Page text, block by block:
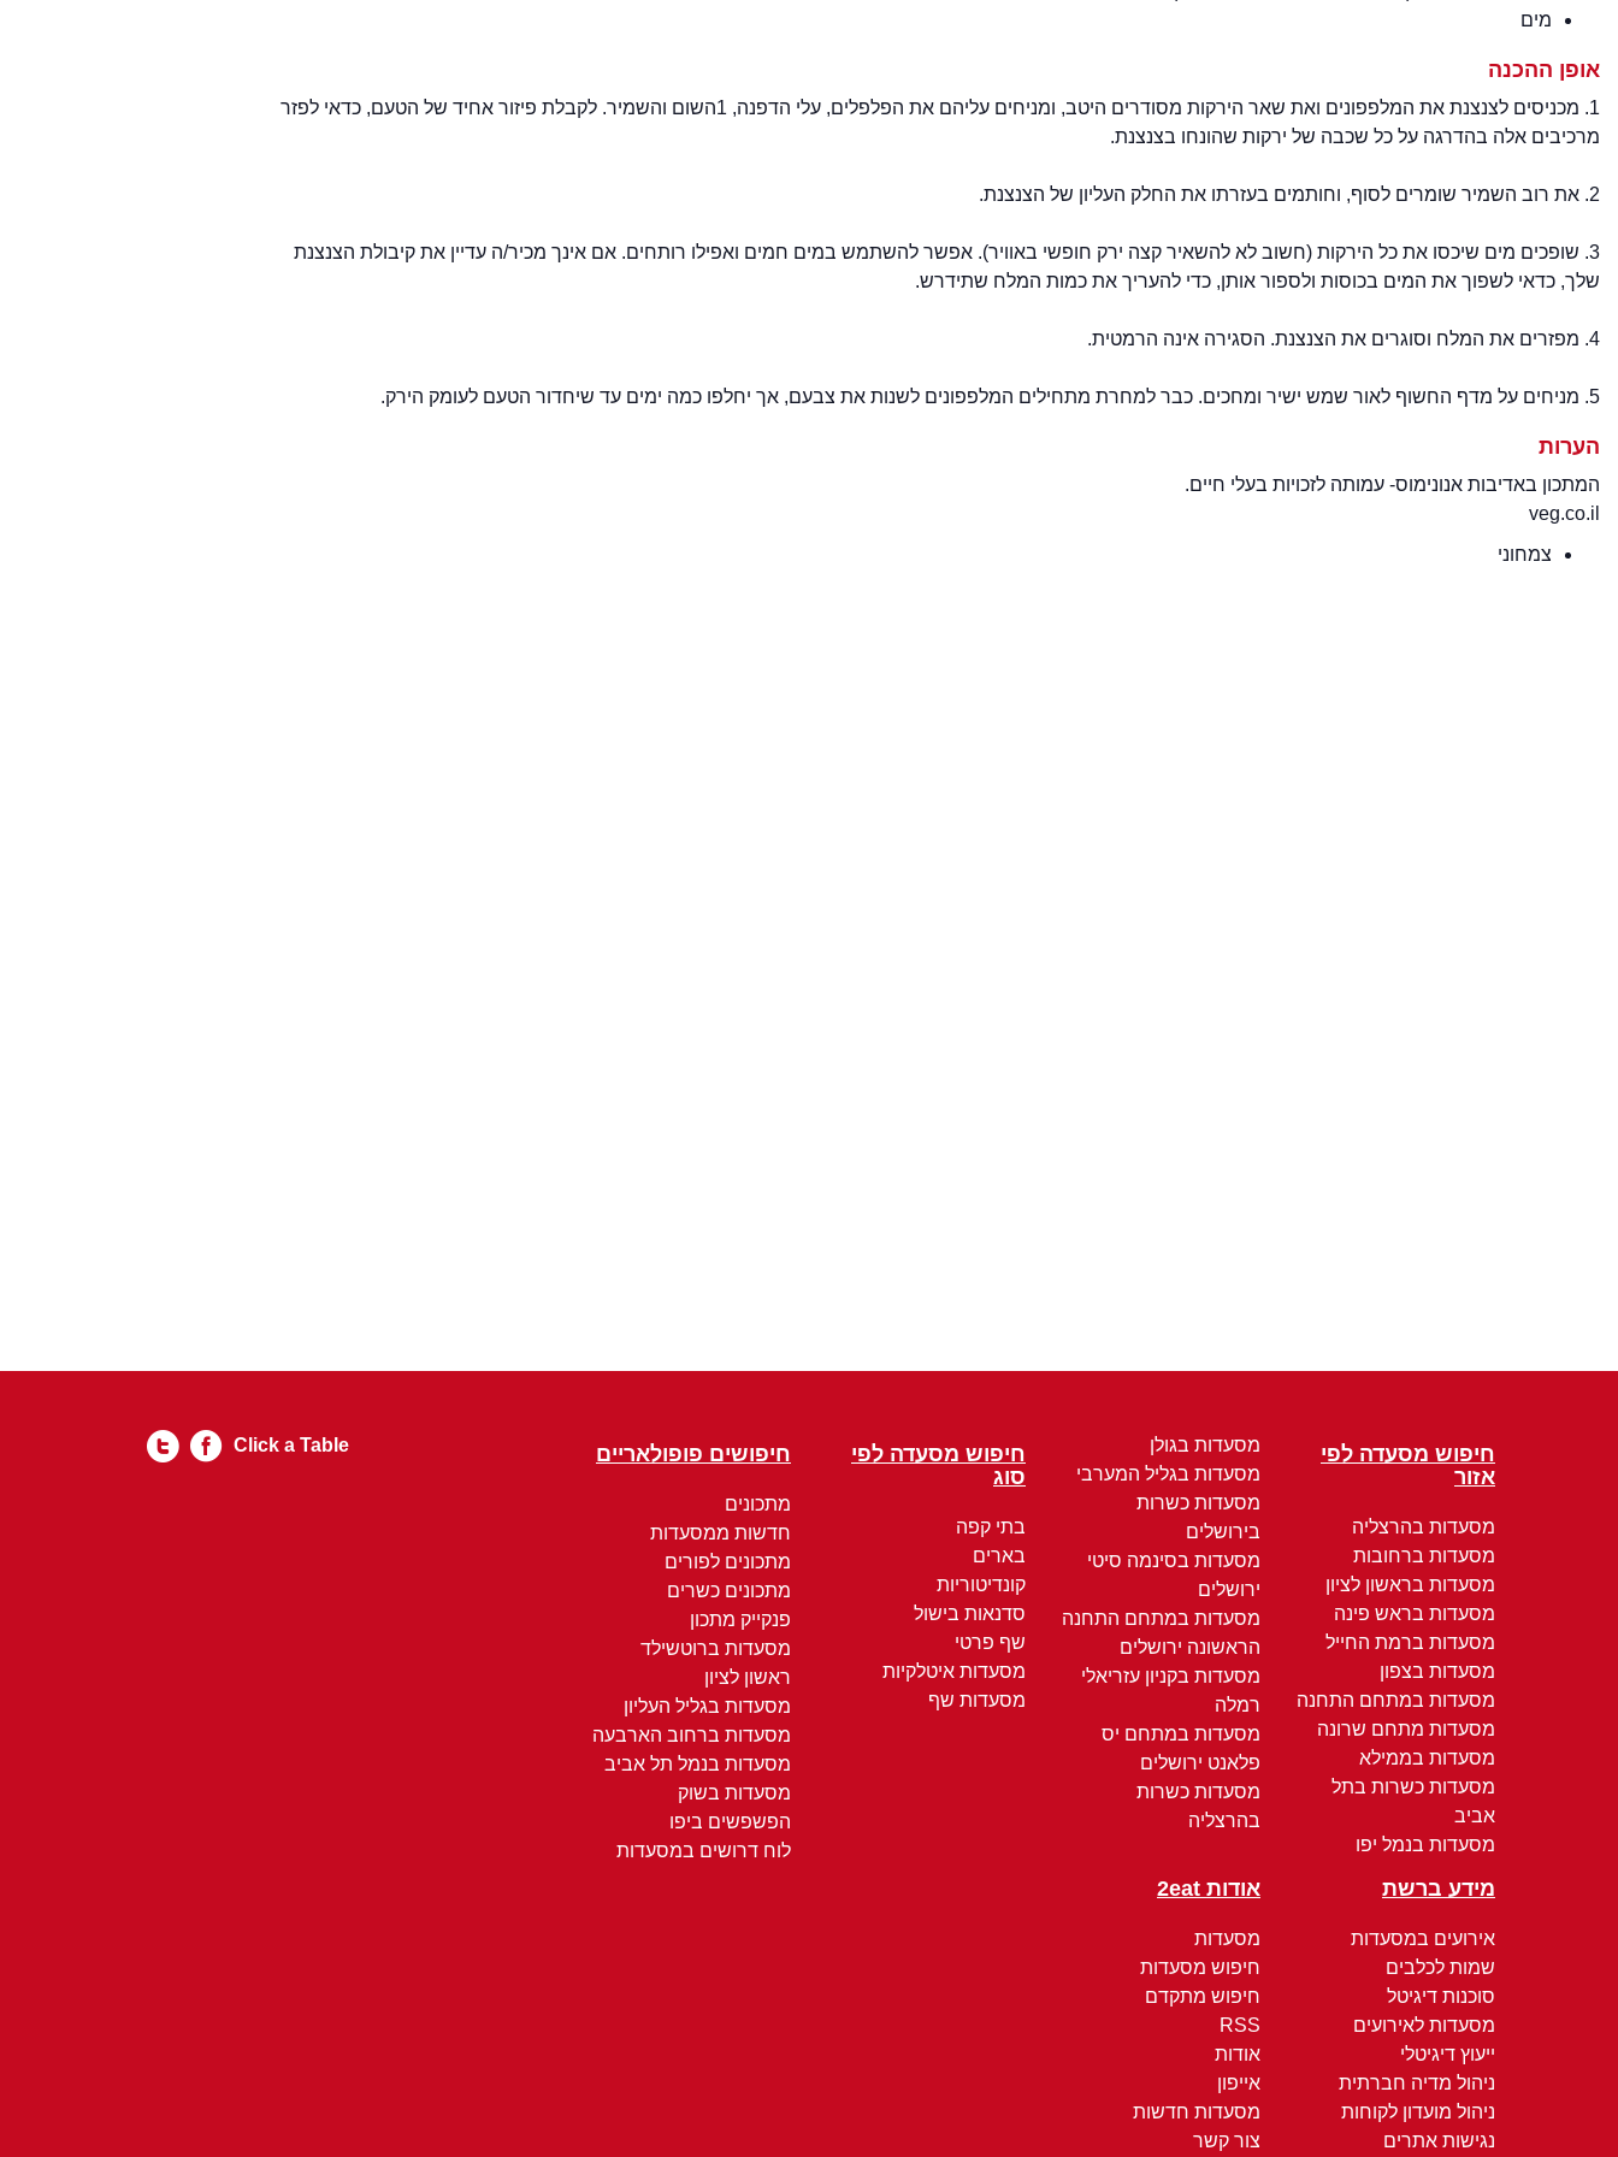
מים
אופן ההכנה
1. מכניסים לצנצנת את המלפפונים ואת שאר הירקות מסודרים היטב, ומניחים עליהם את הפלפלים, עלי הדפנה, 1השום והשמיר. לקבלת פיזור אחיד של הטעם, כדאי לפזר
מרכיבים אלה בהדרגה על כל שכבה של ירקות שהונחו בצנצנת.
2. את רוב השמיר שומרים לסוף, וחותמים בעזרתו את החלק העליון של הצנצנת.
3. שופכים מים שיכסו את כל הירקות (חשוב לא להשאיר קצה ירק חופשי באוויר). אפשר להשתמש במים חמים ואפילו רותחים. אם אינך מכיר/ה עדיין את קיבולת הצנצנת
שלך, כדאי לשפוך את המים בכוסות ולספור אותן, כדי להעריך את כמות המלח שתידרש.
4. מפזרים את המלח וסוגרים את הצנצנת. הסגירה אינה הרמטית.
5. מניחים על מדף החשוף לאור שמש ישיר ומחכים. כבר למחרת מתחילים המלפפונים לשנות את צבעם, אך יחלפו כמה ימים עד שיחדור הטעם לעומק הירק.
הערות
המתכון באדיבות אנונימוס- עמותה לזכויות בעלי חיים.
veg.co.il
צמחוני
חיפוש מסעדה לפי
אזור
מסעדות בהרצליה
מסעדות ברחובות
מסעדות בראשון לציון
מסעדות בראש פינה
מסעדות ברמת החייל
מסעדות בצפון
מסעדות במתחם התחנה
מסעדות מתחם שרונה
מסעדות בממילא
מסעדות כשרות בתל
אביב
מסעדות בנמל יפו
מסעדות בגולן
מסעדות בגליל המערבי
מסעדות כשרות
בירושלים
מסעדות בסינמה סיטי
ירושלים
מסעדות במתחם התחנה
הראשונה ירושלים
מסעדות בקניון עזריאלי
רמלה
מסעדות במתחם יס
פלאנט ירושלים
מסעדות כשרות
בהרצליה
חיפוש מסעדה לפי
סוג
בתי קפה
בארים
קונדיטוריות
סדנאות בישול
שף פרטי
מסעדות איטלקיות
מסעדות שף
חיפושים פופולאריים
מתכונים
חדשות ממסעדות
מתכונים לפורים
מתכונים כשרים
פנקייק מתכון
מסעדות ברוטשילד
ראשון לציון
מסעדות בגליל העליון
מסעדות ברחוב הארבעה
מסעדות בנמל תל אביב
מסעדות בשוק
הפשפשים ביפו
לוח דרושים במסעדות
מידע ברשת
אירועים במסעדות
שמות לכלבים
סוכנות דיגיטל
מסעדות לאירועים
ייעוץ דיגיטלי
ניהול מדיה חברתית
ניהול מועדון לקוחות
נגישות אתרים
אודות 2eat
מסעדות
חיפוש מסעדות
חיפוש מתקדם
RSS
אודות
אייפון
מסעדות חדשות
צור קשר
Click a Table